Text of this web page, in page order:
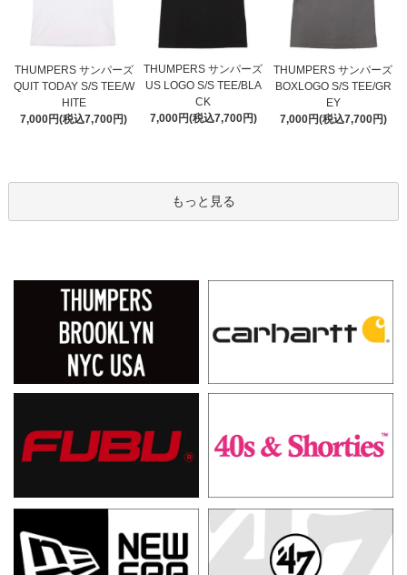
THUMPERS サンパーズ
QUIT TODAY S/S TEE/W
HITE
7,000円(税込7,700円)
THUMPERS サンパーズ
US LOGO S/S TEE/BLA
CK
7,000円(税込7,700円)
THUMPERS サンパーズ
BOXLOGO S/S TEE/GR
EY
7,000円(税込7,700円)
もっと見る